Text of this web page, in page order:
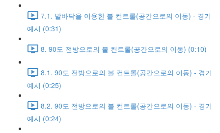
7.1. 발바닥을 이용한 볼 컨트롤(공간으로의 이동) - 경기
예시 (0:31)
8. 90도 전방으로의 볼 컨트롤(공간으로의 이동) (0:10)
8.1. 90도 전방으로의 볼 컨트롤(공간으로의 이동) - 경기
예시 (0:25)
8.2. 90도 전방으로의 볼 컨트롤(공간으로의 이동) - 경기
예시 (0:24)